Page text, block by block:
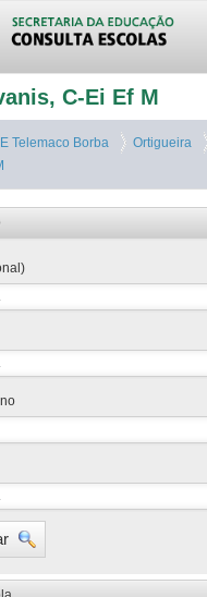
C-Ei Ef M
Telemaco Borba
Ortigueira